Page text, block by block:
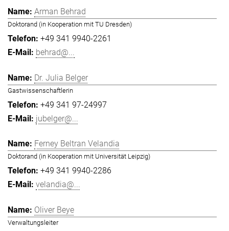
Arman Behrad
Doktorand (in Kooperation mit TU Dresden)
+49 341 9940-2261
behrad@...
Dr. Julia Belger
Gastwissenschaftlerin
+49 341 97-24997
jubelger@...
Ferney Beltran Velandia
Doktorand (in Kooperation mit Universität Leipzig)
+49 341 9940-2286
velandia@...
Oliver Beye
Verwaltungsleiter